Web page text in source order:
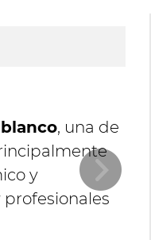
, una de
y